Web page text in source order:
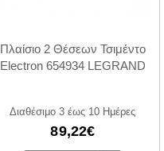
Πλαίσιο 2 Θέσεων Τσιμέντο
Electron 654934 LEGRAND
Διαθέσιμο 3 έως 10 Ημέρες
89,22€